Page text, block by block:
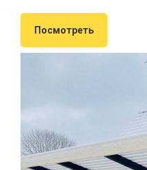
Посмотреть